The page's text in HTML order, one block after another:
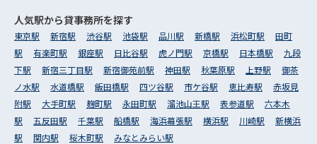
人気駅から貸事務所を探す
東京駅 新宿駅 渋谷駅 池袋駅 品川駅 新橋駅 浜松町駅
田町
駅
有楽町駅 銀座駅 日比谷駅 虎ノ門駅 京橋駅 日本橋駅
九段
下駅
新宿三丁目駅 新宿御苑前駅 神田駅 秋葉原駅 上野駅
御茶
ノ水駅
水道橋駅 飯田橋駅 四ツ谷駅 市ケ谷駅 恵比寿駅
赤坂見
附駅
大手町駅 麹町駅 永田町駅 溜池山王駅 表参道駅
六本木
駅
五反田駅 千葉駅 船橋駅 海浜幕張駅 横浜駅 川崎駅
新横浜
駅
関内駅 桜木町駅 みなとみらい駅